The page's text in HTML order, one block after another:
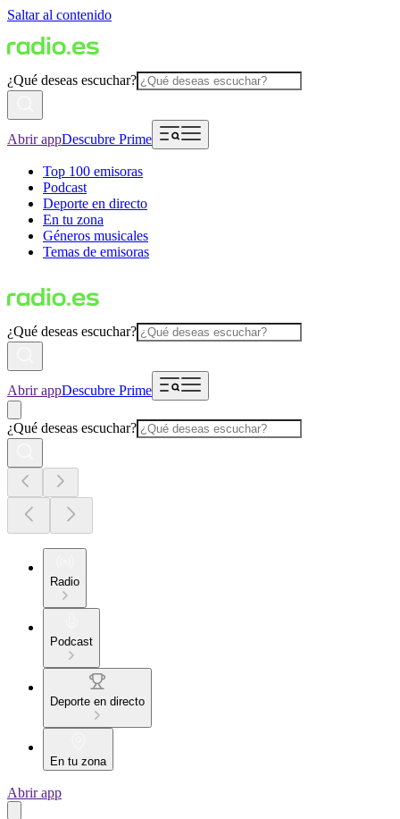
Saltar al contenido
¿Qué deseas escuchar?
Abrir appDescubre Prime
Top 100 emisoras
Podcast
Deporte en directo
En tu zona
Géneros musicales
Temas de emisoras
¿Qué deseas escuchar?
Abrir appDescubre Prime
¿Qué deseas escuchar?
Radio
Podcast
Deporte en directo
En tu zona
Abrir app